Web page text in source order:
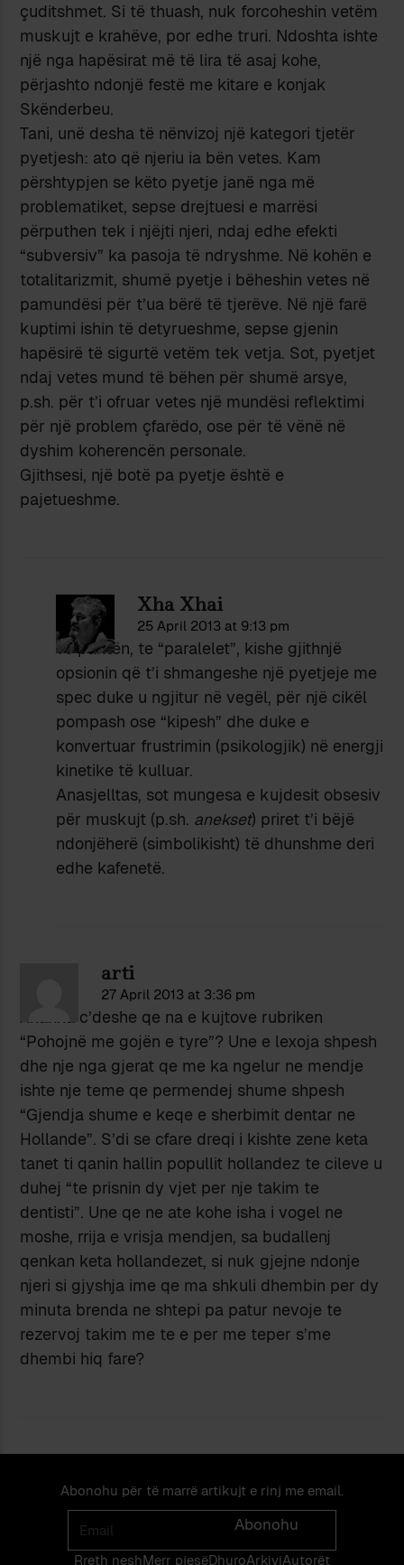
çuditshmet. Si të thuash, nuk forcoheshin vetëm
muskujt e krahëve, por edhe truri. Ndoshta ishte
një nga hapësirat më të lira të asaj kohe,
përjashto ndonjë festë me kitare e konjak
Skënderbeu.
Tani, unë desha të nënvizoj një kategori tjetër
pyetjesh: ato që njeriu ia bën vetes. Kam
përshtypjen se këto pyetje janë nga më
problematiket, sepse drejtuesi e marrësi
përputhen tek i njëjti njeri, ndaj edhe efekti
“subversiv” ka pasoja të ndryshme. Në kohën e
totalitarizmit, shumë pyetje i bëheshin vetes në
pamundësi për t’ua bërë të tjerëve. Në një farë
kuptimi ishin të detyrueshme, sepse gjenin
hapësirë të sigurtë vetëm tek vetja. Sot, pyetjet
ndaj vetes mund të bëhen për shumë arsye,
p.sh. për t’i ofruar vetes një mundësi reflektimi
për një problem çfarëdo, ose për të vënë në
dyshim koherencën personale.
Gjithsesi, një botë pa pyetje është e
pajetueshme.
Xha Xhai
25 April 2013 at 9:13 pm
Të paktën, te “paralelet”, kishe gjithnjë
opsionin që t’i shmangeshe një pyetjeje me
spec duke u ngjitur në vegël, për një cikël
pompash ose “kipesh” dhe duke e
konvertuar frustrimin (psikologjik) në energji
kinetike të kulluar.
Anasjelltas, sot mungesa e kujdesit obsesiv
për muskujt (p.sh. anekset) priret t’i bëjë
ndonjëherë (simbolikisht) të dhunshme deri
edhe kafenetë.
arti
27 April 2013 at 3:36 pm
Xhaxha c’deshe qe na e kujtove rubriken
“Pohojnë me gojën e tyre”? Une e lexoja shpesh
dhe nje nga gjerat qe me ka ngelur ne mendje
ishte nje teme qe permendej shume shpesh
“Gjendja shume e keqe e sherbimit dentar ne
Hollande”. S’di se cfare dreqi i kishte zene keta
tanet ti qanin hallin popullit hollandez te cileve u
duhej “te prisnin dy vjet per nje takim te
dentisti”. Une qe ne ate kohe isha i vogel ne
moshe, rrija e vrisja mendjen, sa budallenj
qenkan keta hollandezet, si nuk gjejne ndonje
njeri si gjyshja ime qe ma shkuli dhembin per dy
minuta brenda ne shtepi pa patur nevoje te
rezervoj takim me te e per me teper s’me
dhembi hiq fare?
Abonohu për të marrë artikujt e rinj me email.
Email
Abonohu
Rreth neshMerr pjes​​ë​DhuroArkiviAutorët